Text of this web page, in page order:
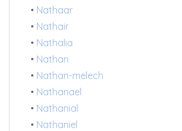
• Nathaar
• Nathair
• Nathalia
• Nathan
• Nathan-melech
• Nathanael
• Nathanial
• Nathaniel